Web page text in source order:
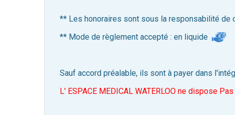
** Les honoraires sont sous la responsabilité de
** Mode de règlement accepté : en liquide
Sauf accord préalable, ils sont à payer dans
L' ESPACE MEDICAL WATERLOO ne dispose